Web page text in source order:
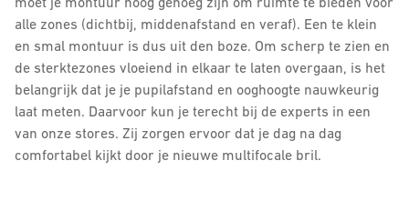
alle zones (dichtbij, middenafstand en veraf). Een te klein
en smal montuur is dus uit den boze. Om scherp te zien en
de sterktezones vloeiend in elkaar te laten overgaan, is het
belangrijk dat je je pupilafstand en ooghoogte nauwkeurig
laat meten. Daarvoor kun je terecht bij de experts in een
van onze stores. Zij zorgen ervoor dat je dag na dag
comfortabel kijkt door je nieuwe multifocale bril.